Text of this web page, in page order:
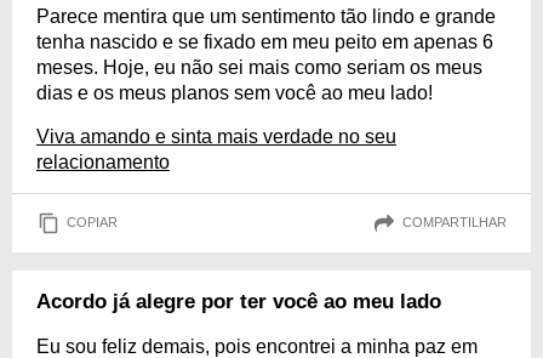
Parece mentira que um sentimento tão lindo e grande
tenha nascido e se fixado em meu peito em apenas 6
meses. Hoje, eu não sei mais como seriam os meus
dias e os meus planos sem você ao meu lado!
Viva amando e sinta mais verdade no seu
relacionamento
COPIAR COMPARTILHAR
Acordo já alegre por ter você ao meu lado
Eu sou feliz demais, pois encontrei a minha paz em